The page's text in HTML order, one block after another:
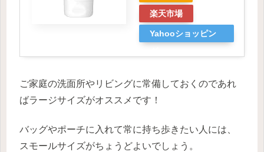
楽天市場
Yahooショッピン
ご家庭の洗面所やリビングに常備しておくのであれ
ばラージサイズがオススメです！
バッグやポーチに入れて常に持ち歩きたい人には、
スモールサイズがちょうどよいでしょう。